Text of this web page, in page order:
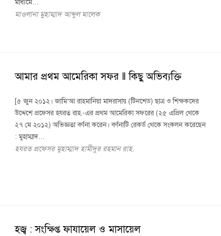
মাধ্যমে…
মাওলানা মুহাম্মাদ আব্দুল মালেক
আমার প্রথম আমেরিকা সফর ‖ কিছু অভিব্যক্তি
[৫ জুন ২০১২। জামি‘আ রাহমানিয়া মাদরাসায় (টিনশেড) ছাত্র ও শিক্ষকদের
উদ্দেশে প্রফেসর হযরত রাহ.-এর প্রথম আমেরিকা সফরের (২৫ এপ্রিল থেকে
২৭ মে ২০১২) অভিজ্ঞতা বর্ণনা করেন। বর্ণনাটি রেকর্ড থেকে সংকলন করেছেন
: মুহাম্মাদ…
হযরত প্রফেসর মুহাম্মাদ হামীদুর রহমান রাহ.
হজ্ব : সংক্ষিপ্ত ফাযায়েল ও মাসায়েল